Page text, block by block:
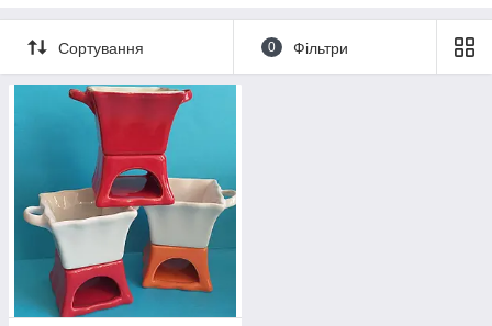
Сортування 0 Фільтри